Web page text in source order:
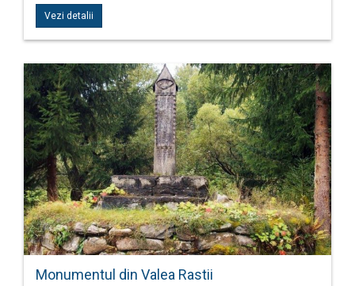
Vezi detalii
Monumentul din Valea Rastii